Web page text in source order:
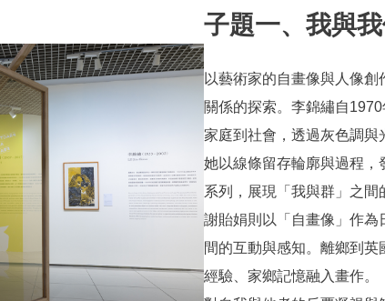
子題一、我與
以藝術家的自畫像與人像
關係的探索。李錦繡自
家庭到社會，透過灰色調與
她以線條留存輪廓與過程，
系列，展現「我與群」之間
謝貽娟則以「自畫像」作為
間的互動與感知。離鄉到
經驗、家鄉記憶融入畫作